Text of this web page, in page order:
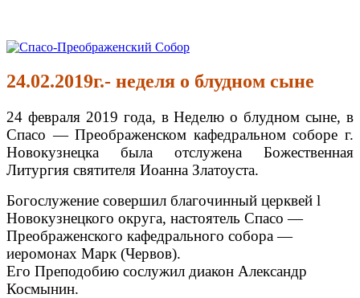
Перейти
содержимому
Спасо-Преображенский Собор
Спасо-Преображенский кафедральный Собор Новокузнецк
24.02.2019г.- неделя о блудном сыне
24 февраля 2019 года, в Неделю о блудном сыне, в
Спасо — Преображенском кафедральном соборе г.
Новокузнецка была отслужена Божественная
Литургия святителя Иоанна Златоуста.
Богослужение совершил благочинный церквей l
Новокузнецкого округа, настоятель Спасо —
Преображенского кафедрального собора —
иеромонах Марк (Червов).
Его Преподобию сослужил диакон Александр
Космынин.